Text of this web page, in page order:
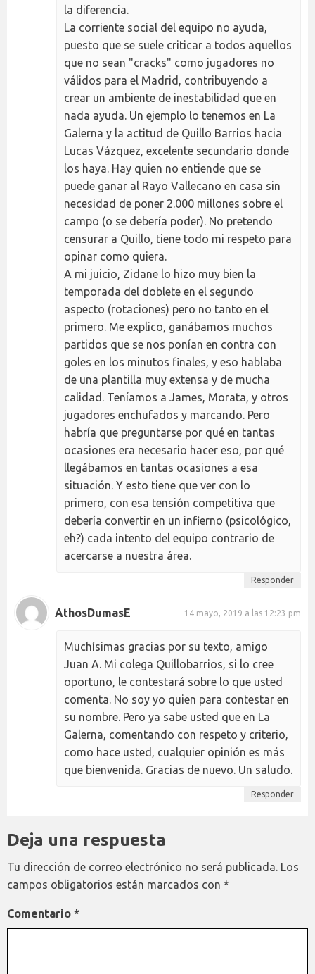
la diferencia.
La corriente social del equipo no ayuda,
puesto que se suele criticar a todos aquellos
que no sean "cracks" como jugadores no
válidos para el Madrid, contribuyendo a
crear un ambiente de inestabilidad que en
nada ayuda. Un ejemplo lo tenemos en La
Galerna y la actitud de Quillo Barrios hacia
Lucas Vázquez, excelente secundario donde
los haya. Hay quien no entiende que se
puede ganar al Rayo Vallecano en casa sin
necesidad de poner 2.000 millones sobre el
campo (o se debería poder). No pretendo
censurar a Quillo, tiene todo mi respeto para
opinar como quiera.
A mi juicio, Zidane lo hizo muy bien la
temporada del doblete en el segundo
aspecto (rotaciones) pero no tanto en el
primero. Me explico, ganábamos muchos
partidos que se nos ponían en contra con
goles en los minutos finales, y eso hablaba
de una plantilla muy extensa y de mucha
calidad. Teníamos a James, Morata, y otros
jugadores enchufados y marcando. Pero
habría que preguntarse por qué en tantas
ocasiones era necesario hacer eso, por qué
llegábamos en tantas ocasiones a esa
situación. Y esto tiene que ver con lo
primero, con esa tensión competitiva que
debería convertir en un infierno (psicológico,
eh?) cada intento del equipo contrario de
acercarse a nuestra área.
Responder
AthosDumasE 14 mayo, 2019 a las 12:23 pm
Muchísimas gracias por su texto, amigo
Juan A. Mi colega Quillobarrios, si lo cree
oportuno, le contestará sobre lo que usted
comenta. No soy yo quien para contestar en
su nombre. Pero ya sabe usted que en La
Galerna, comentando con respeto y criterio,
como hace usted, cualquier opinión es más
que bienvenida. Gracias de nuevo. Un saludo.
Responder
Deja una respuesta
Tu dirección de correo electrónico no será publicada. Los
campos obligatorios están marcados con *
Comentario *